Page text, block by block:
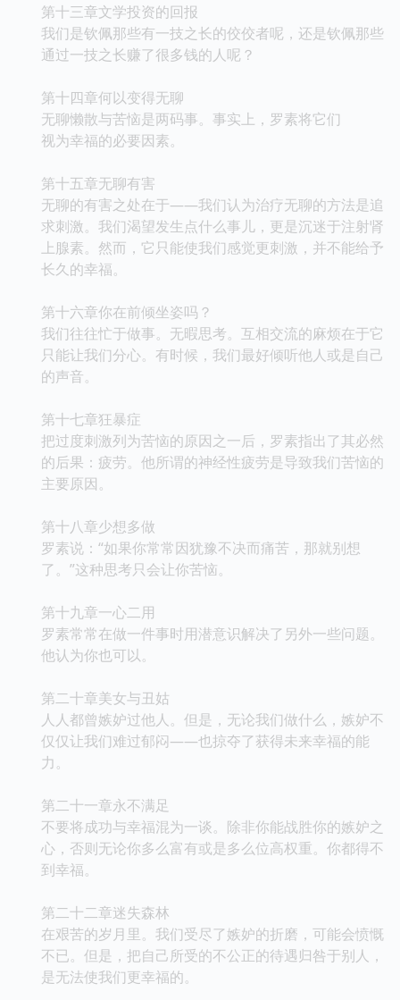
第十三章文学投资的回报
我们是钦佩那些有一技之长的佼佼者呢，还是钦佩那些
通过一技之长赚了很多钱的人呢？
第十四章何以变得无聊
无聊懒散与苦恼是两码事。事实上，罗素将它们
视为幸福的必要因素。
第十五章无聊有害
无聊的有害之处在于——我们认为治疗无聊的方法是追
求刺激。我们渴望发生点什么事儿，更是沉迷于注射肾
上腺素。然而，它只能使我们感觉更刺激，并不能给予
长久的幸福。
第十六章你在前倾坐姿吗？
我们往往忙于做事。无暇思考。互相交流的麻烦在于它
只能让我们分心。有时候，我们最好倾听他人或是自己
的声音。
第十七章狂暴症
把过度刺激列为苦恼的原因之一后，罗素指出了其必然
的后果：疲劳。他所谓的神经性疲劳是导致我们苦恼的
主要原因。
第十八章少想多做
罗素说：“如果你常常因犹豫不决而痛苦，那就别想
了。”这种思考只会让你苦恼。
第十九章一心二用
罗素常常在做一件事时用潜意识解决了另外一些问题。
他认为你也可以。
第二十章美女与丑姑
人人都曾嫉妒过他人。但是，无论我们做什么，嫉妒不
仅仅让我们难过郁闷——也掠夺了获得未来幸福的能
力。
第二十一章永不满足
不要将成功与幸福混为一谈。除非你能战胜你的嫉妒之
心，否则无论你多么富有或是多么位高权重。你都得不
到幸福。
第二十二章迷失森林
在艰苦的岁月里。我们受尽了嫉妒的折磨，可能会愤慨
不已。但是，把自己所受的不公正的待遇归咎于别人，
是无法使我们更幸福的。